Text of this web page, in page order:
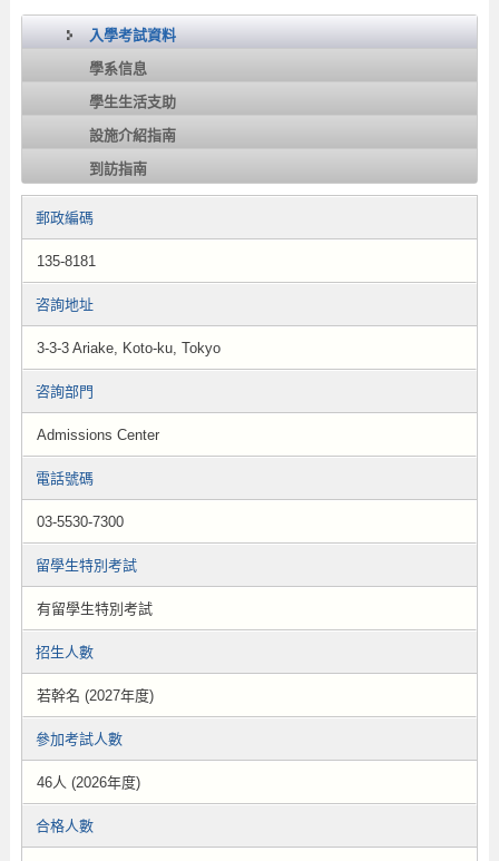
入學考試資料
學系信息
學生生活支助
設施介紹指南
到訪指南
郵政編碼
135-8181
咨詢地址
3-3-3 Ariake, Koto-ku, Tokyo
咨詢部門
Admissions Center
電話號碼
03-5530-7300
留學生特別考試
有留學生特別考試
招生人數
若幹名 (2027年度)
參加考試人數
46人 (2026年度)
合格人數